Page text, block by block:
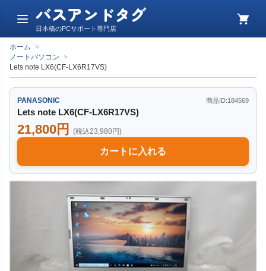
メ
ュ
ー
バスアンドタグ
日本橋のPCサポート専門店
カ
ホーム >
ノートパソコン >
Lets note LX6(CF-LX6R17VS)
PANASONIC 商品ID:184569
Lets note LX6(CF-LX6R17VS)
21,800円 (税込23,980円)
カートに入れる